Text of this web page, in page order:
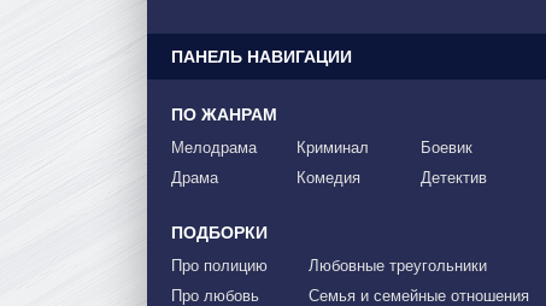
ПАНЕЛЬ НАВИГАЦИИ
ПО ЖАНРАМ
Мелодрама
Драма
Криминал
Комедия
Боевик
Детектив
ПОДБОРКИ
Про полицию
Про любовь
Любовные треугольники
Семья и семейные отношения